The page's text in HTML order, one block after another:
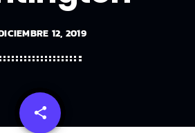
12, 2019
share
email